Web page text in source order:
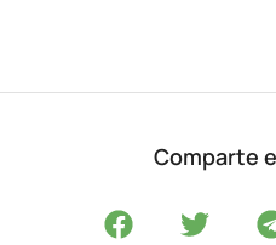
Comparte